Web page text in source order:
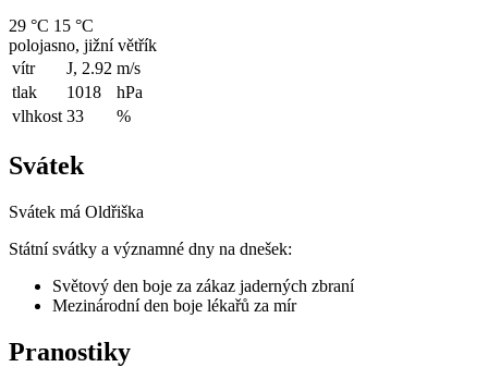
29 °C 15 °C
polojasno, jižní větřík
vítr
J, 2.92 m/s
tlak
1018
hPa
vlhkost 33 %
Svátek
Svátek má Oldřiška
Státní svátky a významné dny na dnešek:
Světový den boje za zákaz jaderných zbraní
Mezinárodní den boje lékařů za mír
Pranostiky